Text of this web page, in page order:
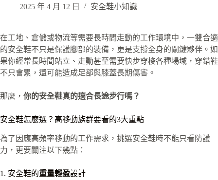
2025 年 4 月 12 日 安全鞋小知識
在工地、倉儲或物流等需要長時間走動的工作環境中，一雙合適
的安全鞋不只是保護腳部的裝備，更是支撐全身的關鍵夥伴。如
果你經常長時間站立、走動甚至需要快步穿梭各種場域，穿錯鞋
不只會累，還可能造成足部與膝蓋長期傷害。
那麼， 你的安全鞋真的適合長途步行嗎？
安全鞋怎麼選？高移動族群要看的3大重點
為了因應高頻率移動的工作需求，挑選安全鞋時不能只看防護
力，更要關注以下幾點：
1. 安全鞋的重量輕盈設計